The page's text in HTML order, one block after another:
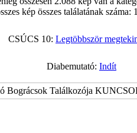
kép összes találatának száma:
CSÚCS 10: Legtöbbször
Diabemutató: Indít